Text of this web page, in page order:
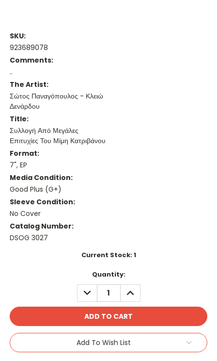
SKU:
923689078
Comments:
..
The Artist:
Σώτος Παναγόπουλος - Κλειώ
Δενάρδου
Title:
Συλλογή Από Μεγάλες
Επιτυχίες Του Μίμη Κατριβάνου
Format:
7", EP
Media Condition:
Good Plus (G+)
Sleeve Condition:
No Cover
Catalog Number:
DSOG 3027
Current Stock:1
Quantity:
DECREASE
QUANTITY:
INCREASE
QUANTITY:
Add To Wish List